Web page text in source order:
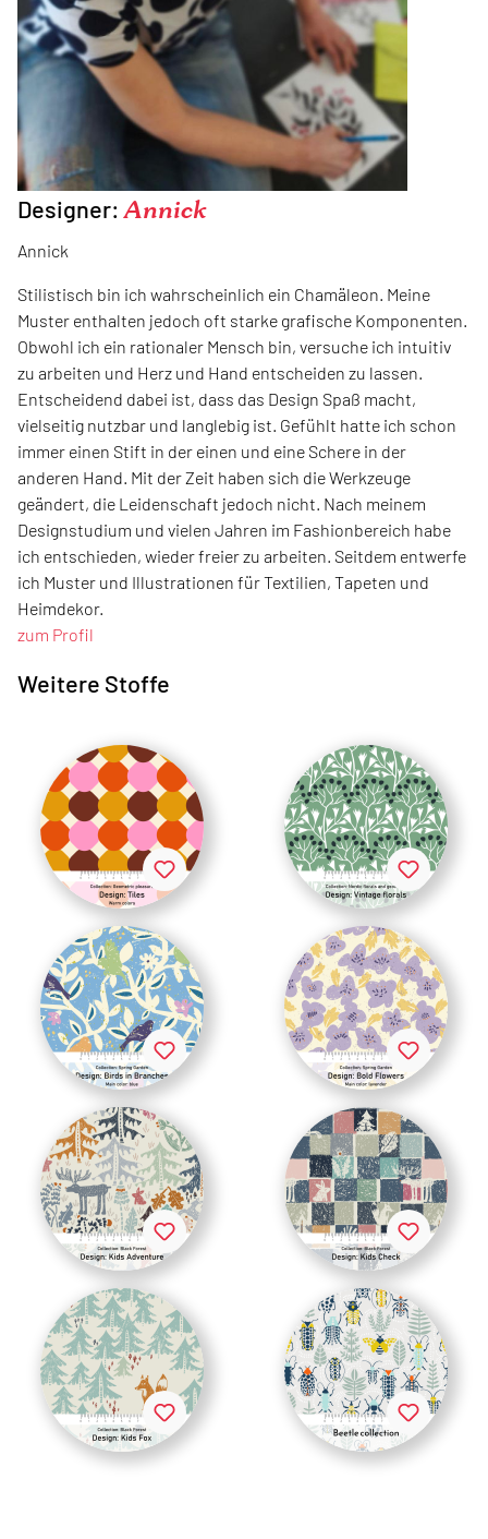
Designer: Annick
Annick
Stilistisch bin ich wahrscheinlich ein Chamäleon. Meine
Muster enthalten jedoch oft starke grafische Komponenten.
Obwohl ich ein rationaler Mensch bin, versuche ich intuitiv
zu arbeiten und Herz und Hand entscheiden zu lassen.
Entscheidend dabei ist, dass das Design Spaß macht,
vielseitig nutzbar und langlebig ist. Gefühlt hatte ich schon
immer einen Stift in der einen und eine Schere in der
anderen Hand. Mit der Zeit haben sich die Werkzeuge
geändert, die Leidenschaft jedoch nicht. Nach meinem
Designstudium und vielen Jahren im Fashionbereich habe
ich entschieden, wieder freier zu arbeiten. Seitdem entwerfe
ich Muster und Illustrationen für Textilien, Tapeten und
Heimdekor.
zum Profil
Weitere Stoffe